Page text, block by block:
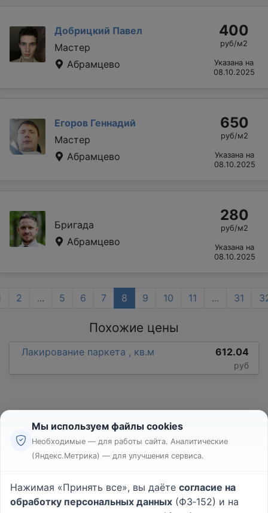
Добрицкий Павел
Мастер
Абрамцево
400
руб/м2
Указана на
08.10.2025
Егоров Геннадий
Мастер
Абрамцево
650
руб/м2
Указана на
08.10.2025
Бригада
Абрамцево
280
руб/м2
Указана на
08.10.2025
2 ... 5 6 7 8 9 10 11 ... 31
Похожие цены
Лакирование паркета , кв.м 612.04
руб
Реклама
Пользовательское соглашение
Политика конфиденциальности
Мы используем файлы cookies
Необходимые — для работы сайта. Аналитические
(Яндекс.Метрика) — для улучшения сервиса.
Нажимая «Принять все», вы даёте согласие на
обработку персональных данных (ФЗ‑152) и на